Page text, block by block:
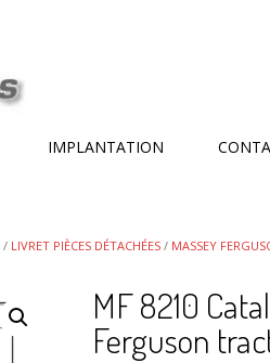
IMPLANTATION
/ LIVRET PIÈCES DÉTACHÉES / MASSEY
MF 8210
Ferguson